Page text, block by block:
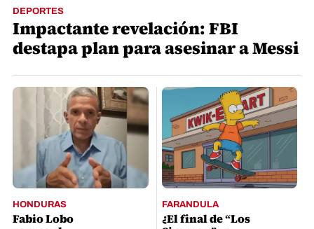
DEPORTES
Impactante revelación: FBI
destapa plan para asesinar a Messi
HONDURAS
Fabio Lobo
FARANDULA
¿El final de “Los